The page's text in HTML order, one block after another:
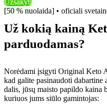
Užsakyti
[50 % nuolaida] • oficiali
Už kokią kainą
parduodamas?
Norėdami įsigyti Original Keto
kad galite pasinaudoti
dalis, jūsų maisto papildo kaina
kuriuos jums siūlo gamintojas: